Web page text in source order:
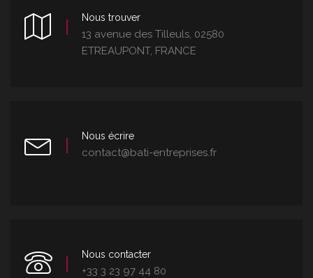
Nous trouver
13 avenue des Tilleuls, 02580
ETREAUPONT, FRANCE
Nous écrire
contact@bati-entreprises.fr
Nous contacter
+33 3 23 97 44 80